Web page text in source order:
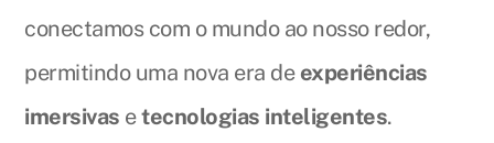
conectamos com o mundo ao nosso redor,
permitindo uma nova era de experiências
imersivas etecnologias inteligentes.